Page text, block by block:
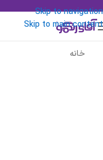
Skip to navigation
Skip to main content
خانه